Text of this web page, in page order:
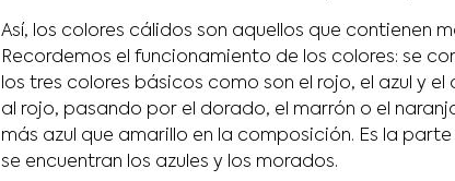
Así, los colores cálidos son aquellos que contienen
Recordemos el funcionamiento de los colores: se
los tres colores básicos como son el rojo, el azul y
al rojo, pasando por el dorado, el marrón o el
más azul que amarillo en la composición. Es la parte
se encuentran los azules y los morados.